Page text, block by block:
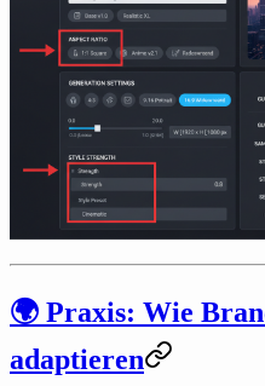
🌍 Praxis: Wie
adaptieren